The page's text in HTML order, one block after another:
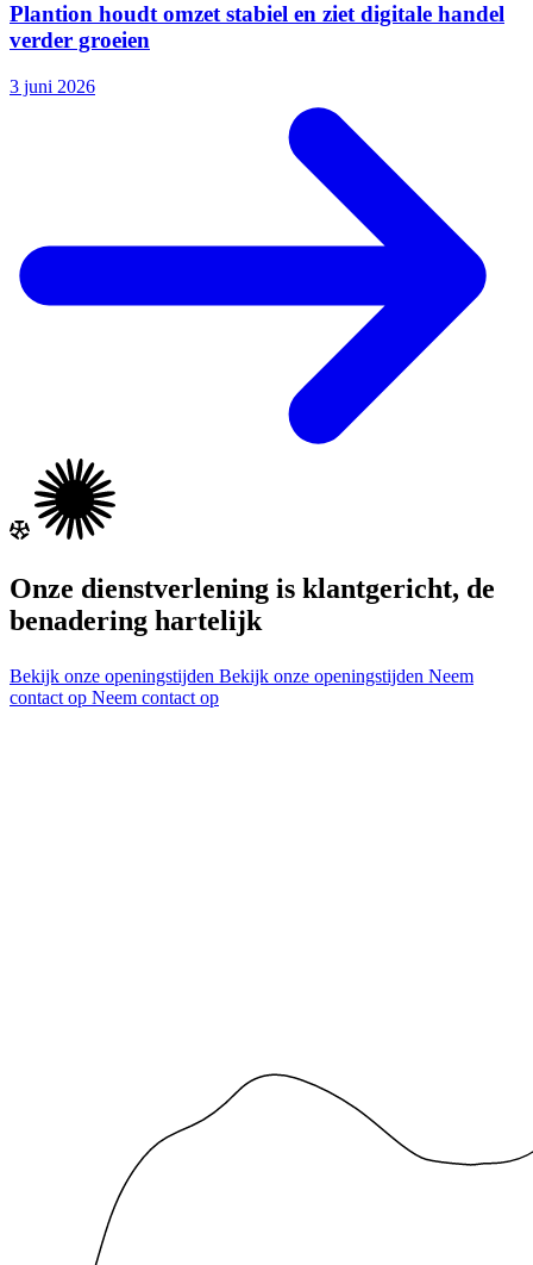
Plantion houdt omzet stabiel en ziet digitale handel
verder groeien
3 juni 2026
Onze dienstverlening is klantgericht, de
benadering hartelijk
Bekijk onze openingstijden Bekijk onze openingstijden Neem
contact op Neem contact op